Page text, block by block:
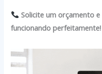
Solicite um orçamento
funcionando perfeitamente!